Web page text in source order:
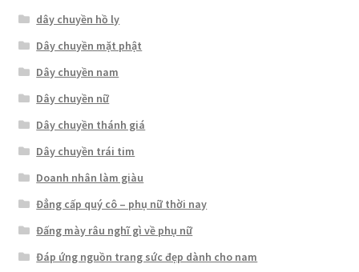
dây chuyền hồ ly
Dây chuyền mặt phật
Dây chuyền nam
Dây chuyền nữ
Dây chuyền thánh giá
Dây chuyền trái tim
Doanh nhân làm giàu
Đẳng cấp quý cô – phụ nữ thời nay
Đấng mày râu nghĩ gì về phụ nữ
Đáp ứng nguồn trang sức đẹp dành cho nam